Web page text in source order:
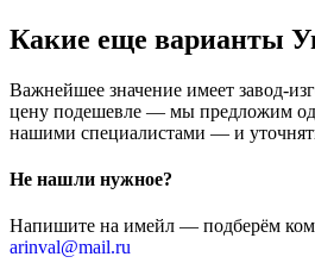
Какие еще варианты
Важнейшее значение имеет завод-
цену подешевле — мы предложим
нашими специалистами — и
Не нашли нужное?
Напишите на имейл — подберём
arinval@mail.ru